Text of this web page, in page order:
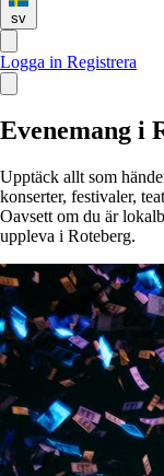
sv
Logga in Registrera
Evenemang i
Upptäck allt som
konserter, festivaler,
Oavsett om du är
uppleva i Roteberg.